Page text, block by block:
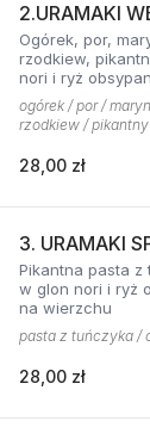
2.URAMAKI
Ogórek, por,
rzodkiew,
nori i ryż
ogórek / por /
rzodkiew /
28,00 zł
3. URAMAKI
Pikantna pasta
w glon nori i ryż
na wierzchu
pasta z tuńczyka /
28,00 zł